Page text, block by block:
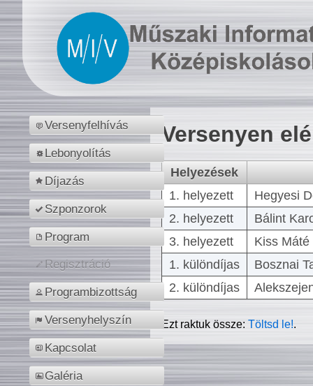
Versenyfelhívás
Lebonyolítás
Díjazás
Szponzorok
Program
Regisztráció
Programbizottság
Versenyhelyszín
Kapcsolat
Galéria
Versenyen
Helyezések
1. helyezett
Hegyesi
2. helyezett
Bálint
3. helyezett
Kiss
1. különdíjas
Bosznai
2. különdíjas
Ezt raktuk össze:Töltsd le!.